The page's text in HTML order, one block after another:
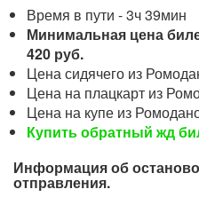
Время в пути - 3ч 39мин
Минимальная цена
420 руб.
Цена сидячего из
Цена на плацкарт из
Цена на купе из
Купить обратный жд
Информация об
отправления.